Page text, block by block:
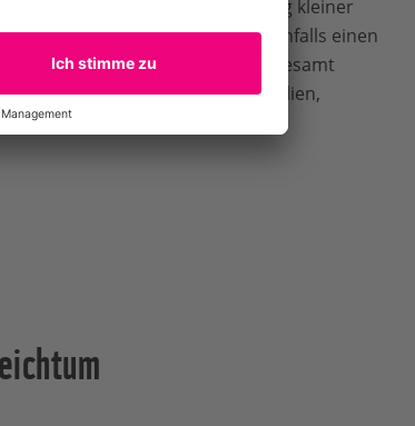
Die Erforschung kleiner
Tümpeln bildete ebenfalls einen
erstaunliche Fischvielfalt.
Insgesamt
Fische, Amphibien und Reptilien,